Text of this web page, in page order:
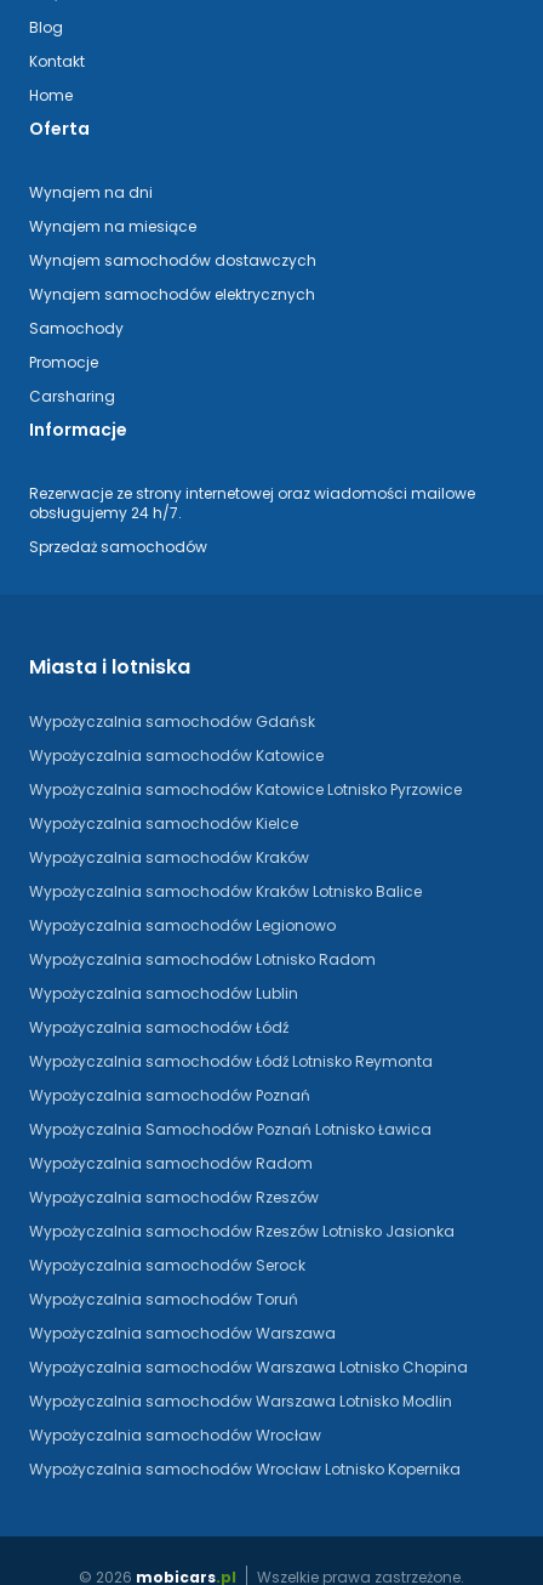
Blog
Kontakt
Home
Oferta
Wynajem na dni
Wynajem na miesiące
Wynajem samochodów dostawczych
Wynajem samochodów elektrycznych
Samochody
Promocje
Carsharing
Informacje
Rezerwacje ze strony internetowej oraz wiadomości mailowe
obsługujemy 24 h/7.
Sprzedaż samochodów
Miasta i lotniska
Wypożyczalnia samochodów Gdańsk
Wypożyczalnia samochodów Katowice
Wypożyczalnia samochodów Katowice Lotnisko Pyrzowice
Wypożyczalnia samochodów Kielce
Wypożyczalnia samochodów Kraków
Wypożyczalnia samochodów Kraków Lotnisko Balice
Wypożyczalnia samochodów Legionowo
Wypożyczalnia samochodów Lotnisko Radom
Wypożyczalnia samochodów Lublin
Wypożyczalnia samochodów Łódź
Wypożyczalnia samochodów Łódź Lotnisko Reymonta
Wypożyczalnia samochodów Poznań
Wypożyczalnia Samochodów Poznań Lotnisko Ławica
Wypożyczalnia samochodów Radom
Wypożyczalnia samochodów Rzeszów
Wypożyczalnia samochodów Rzeszów Lotnisko Jasionka
Wypożyczalnia samochodów Serock
Wypożyczalnia samochodów Toruń
Wypożyczalnia samochodów Warszawa
Wypożyczalnia samochodów Warszawa Lotnisko Chopina
Wypożyczalnia samochodów Warszawa Lotnisko Modlin
Wypożyczalnia samochodów Wrocław
Wypożyczalnia samochodów Wrocław Lotnisko Kopernika
© 2026 mobicars.pl Wszelkie prawa zastrzeżone.